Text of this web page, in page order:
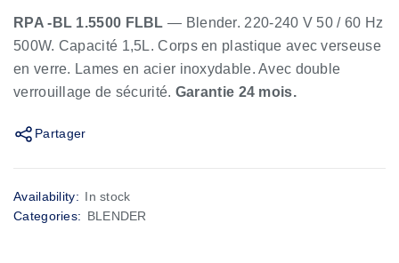
RPA -BL 1.5500 FLBL — Blender. 220-240 V 50 / 60 Hz
500W. Capacité 1,5L. Corps en plastique avec verseuse
en verre. Lames en acier inoxydable. Avec double
verrouillage de sécurité. Garantie 24 mois.
Partager
Availability: In stock
Categories: BLENDER